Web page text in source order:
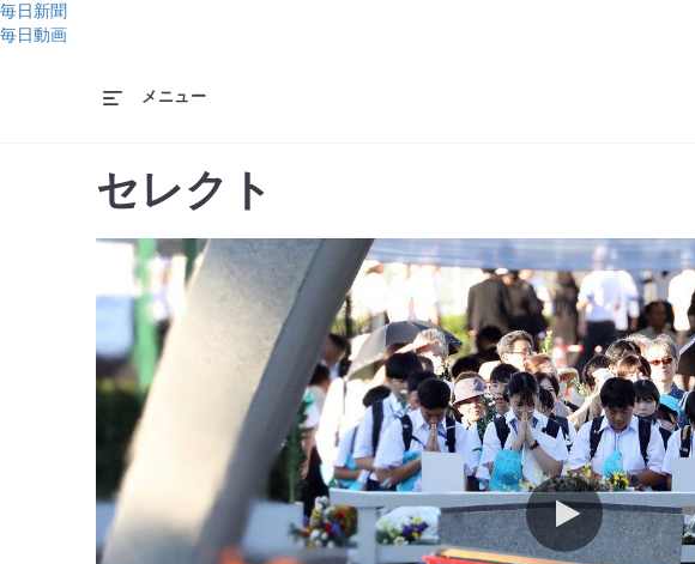
毎日新聞
毎日動画
メニュー
セレクト
動画を再生